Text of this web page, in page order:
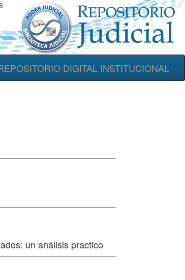
DIGITAL INSTITUCIONAL